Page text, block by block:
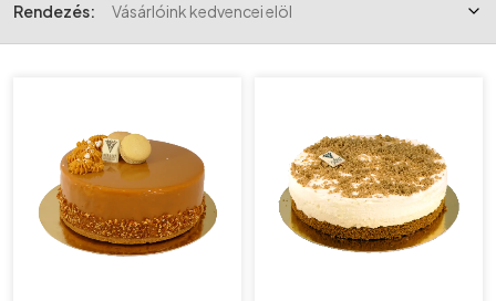
Rendezés: